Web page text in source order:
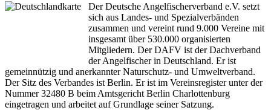
Der Deutsche Angelfischerverband e.V. setzt
sich aus Landes- und Spezialverbänden
zusammen und vereint rund 9.000 Vereine mit
insgesamt über 530.000 organisierten
Mitgliedern. Der DAFV ist der Dachverband
der Angelfischer in Deutschland. Er ist
gemeinnützig und anerkannter Naturschutz- und Umweltverband.
Der Sitz des Verbandes ist Berlin. Er ist im Vereinsregister unter der
Nummer 32480 B beim Amtsgericht Berlin Charlottenburg
eingetragen und arbeitet auf Grundlage seiner Satzung.